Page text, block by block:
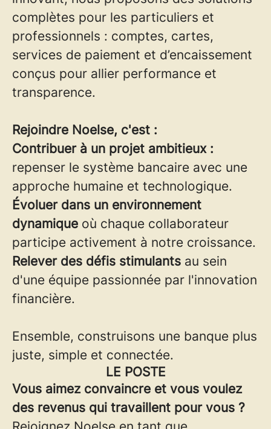
complètes pour les particuliers et
professionnels : comptes, cartes,
services de paiement et d’encaissement
conçus pour allier performance et
transparence.
Rejoindre Noelse, c'est :
Contribuer à un projet ambitieux :
repenser le système bancaire avec une
approche humaine et technologique.
Évoluer dans un environnement
dynamique où chaque collaborateur
participe activement à notre croissance.
Relever des défis stimulants au sein
d'une équipe passionnée par l'innovation
financière.
Ensemble, construisons une banque plus
juste, simple et connectée.
LE POSTE
Vous aimez convaincre et vous voulez
des revenus qui travaillent pour vous ?